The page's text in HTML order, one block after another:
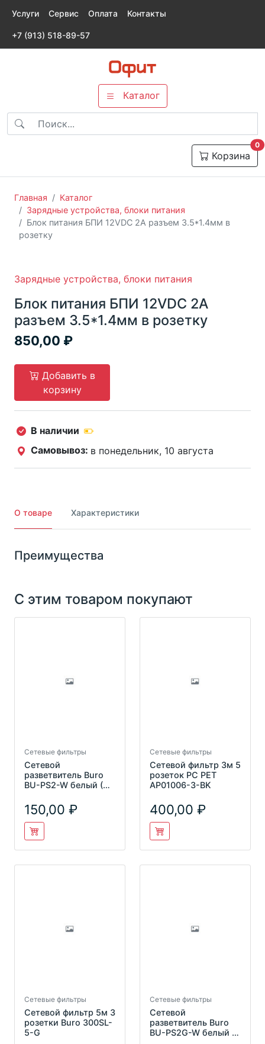
Услуги Сервис Оплата Контакты
+7 (913) 518-89-57
Каталог
Корзина
0
Главная
Каталог
Зарядные устройства, блоки питания
Блок питания БПИ 12VDC 2A разъем 3.5*1.4мм в
розетку
Зарядные устройства, блоки питания
Блок питания БПИ 12VDC 2A
разъем 3.5*1.4мм в розетку
850,00
Добавить в
корзину
В наличии
Самовывоз: в понедельник, 10 августа
О товаре Характеристики
Преимущества
С этим товаром покупают
Сетевые фильтры
Сетевой
разветвитель Buro
BU-PS2-W белый (2
150,00
Сетевые фильтры
Сетевой фильтр 3м 5
розеток PC PET
AP01006-3-BK
400,00
Сетевые фильтры
Сетевой фильтр 5м 3
розетки Buro 300SL-
5-G
Сетевые фильтры
Сетевой
разветвитель Buro
BU-PS2G-W белый (2